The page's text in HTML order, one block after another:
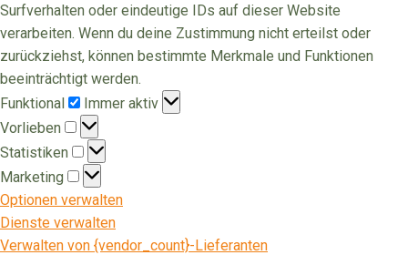
Surfverhalten oder eindeutige IDs auf dieser Website
verarbeiten. Wenn du deine Zustimmung nicht erteilst oder
zurückziehst, können bestimmte Merkmale und Funktionen
beeinträchtigt werden.
Funktional
Funktional
Immer aktiv
Vorlieben
Vorlieben
Statistiken
Statistiken
Marketing
Marketing
Optionen verwalten
Dienste verwalten
Verwalten von {vendor_count}-Lieferanten